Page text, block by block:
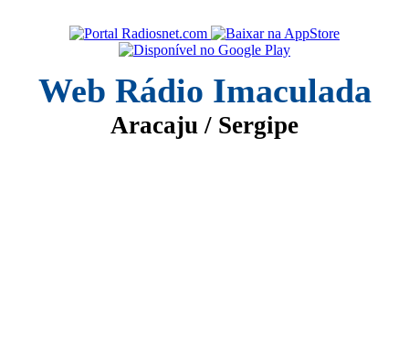
Web Rádio Imaculada
Aracaju / Sergipe